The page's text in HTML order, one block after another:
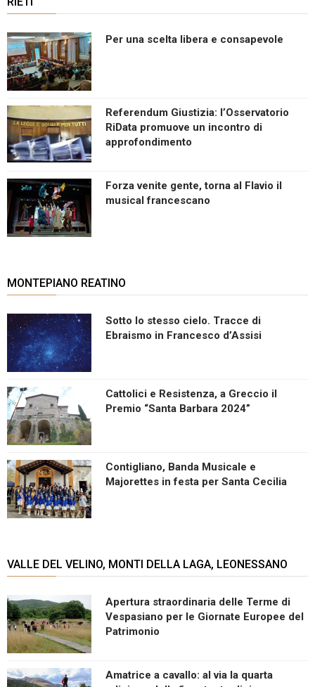
Per una scelta libera e consapevole
Referendum Giustizia: l’Osservatorio
RiData promuove un incontro di
approfondimento
Forza venite gente, torna al Flavio il
musical francescano
MONTEPIANO REATINO
Sotto lo stesso cielo. Tracce di
Ebraismo in Francesco d’Assisi
Cattolici e Resistenza, a Greccio il
Premio “Santa Barbara 2024”
Contigliano, Banda Musicale e
Majorettes in festa per Santa Cecilia
VALLE DEL VELINO, MONTI DELLA LAGA, LEONESSANO
Apertura straordinaria delle Terme di
Vespasiano per le Giornate Europee del
Patrimonio
Amatrice a cavallo: al via la quarta